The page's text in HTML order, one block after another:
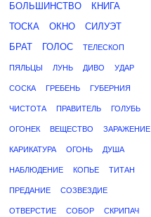
БОЛЬШИНСТВО
КНИГА
ТОСКА
ОКНО
СИЛУЭТ
БРАТ
ГОЛОС ТЕЛЕСКОП
ПЯЛЬЦЫ ЛУНЬ ДИВО УДАР
СОСКА ГРЕБЕНЬ ГУБЕРНИЯ
ЧИСТОТА ПРАВИТЕЛЬ ГОЛУБЬ
ОГОНЕК ВЕЩЕСТВО ЗАРАЖЕНИЕ
КАРИКАТУРА ОГОНЬ ДУША
НАБЛЮДЕНИЕ КОПЬЕ ТИТАН
ПРЕДАНИЕ СОЗВЕЗДИЕ
ОТВЕРСТИЕ СОБОР СКРИПАЧ